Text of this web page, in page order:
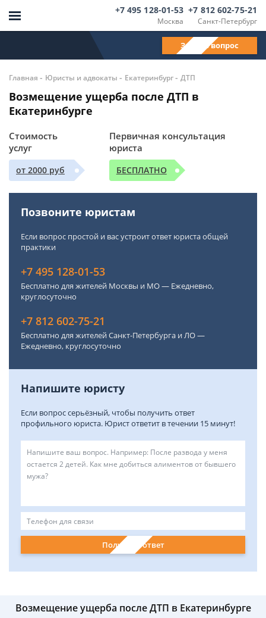
Москва
+7 495 128-01-53
Санкт-Петербург
+7 812 602-75-21
Задать вопрос
Главная - Юристы и адвокаты - Екатеринбург- ДТП
Возмещение ущерба после ДТП в
Екатеринбурге
Стоимость
услуг
от 2000 руб
Первичная консультация
юриста
БЕСПЛАТНО
Позвоните юристам
Если вопрос простой и вас устроит ответ юриста общей
практики
+7 495 128-01-53
Бесплатно для жителей Москвы и МО — Ежедневно,
круглосуточно
+7 812 602-75-21
Бесплатно для жителей Санкт-Петербурга и ЛО —
Ежедневно, круглосуточно
Напишите юристу
Если вопрос серьёзный, чтобы получить ответ
профильного юриста. Юрист ответит в течении 15 минут!
Получить ответ
Возмещение ущерба после ДТП в Екатеринбурге